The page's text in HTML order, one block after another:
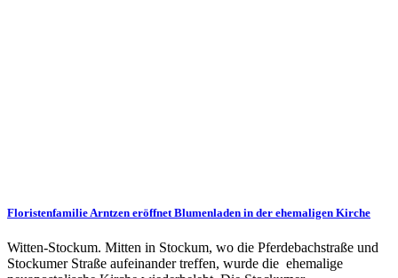
Floristenfamilie Arntzen eröffnet Blumenladen in der ehemaligen Kirche
Witten-Stockum. Mitten in Stockum, wo die Pferdebachstraße und
Stockumer Straße aufeinander treffen, wurde die ehemalige